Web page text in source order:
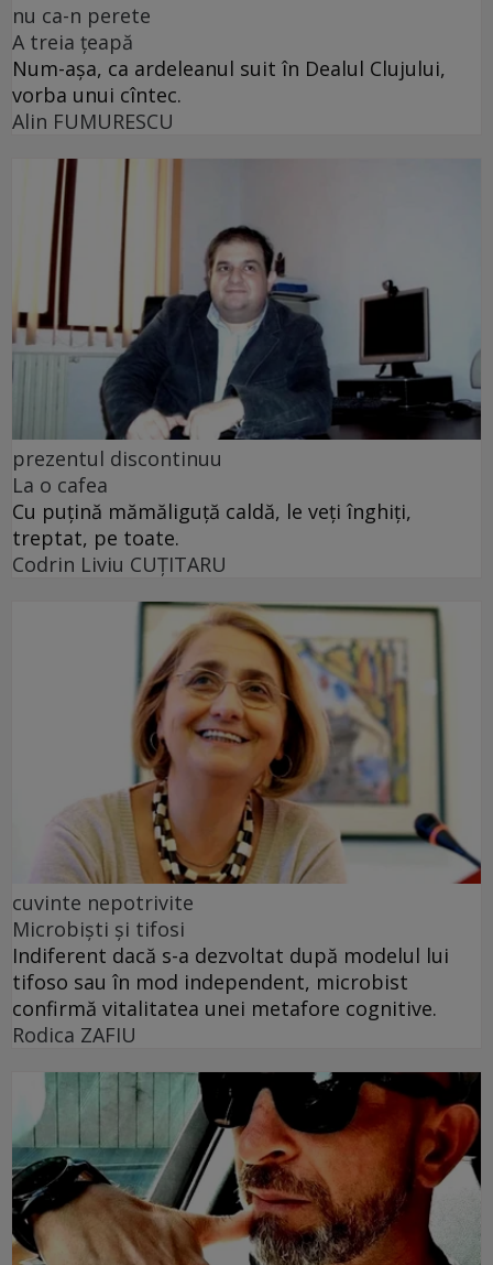
nu ca-n perete
A treia țeapă
Num-așa, ca ardeleanul suit în Dealul Clujului,
vorba unui cîntec.
Alin FUMURESCU
prezentul discontinuu
La o cafea
Cu puţină mămăliguţă caldă, le veţi înghiţi,
treptat, pe toate.
Codrin Liviu CUŢITARU
cuvinte nepotrivite
Microbiști și tifosi
Indiferent dacă s-a dezvoltat după modelul lui
tifoso sau în mod independent, microbist
confirmă vitalitatea unei metafore cognitive.
Rodica ZAFIU